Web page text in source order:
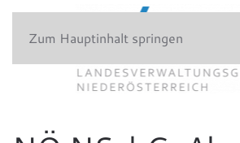
Zum Hauptinhalt springen